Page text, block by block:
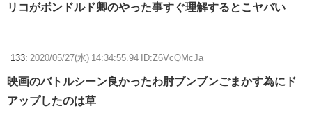
リコがボンドルド卿のやった事すぐ理解するとこヤバい
133: 2020/05/27(水) 14:34:55.94 ID:Z6VcQMcJa
映画のバトルシーン良かったわ肘ブンブンごまかす為にド
アップしたのは草